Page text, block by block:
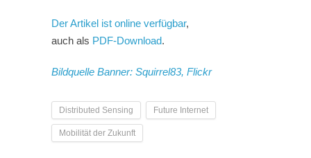
Der Artikel ist online verfügbar,
auch als PDF-Download.
Bildquelle Banner: Squirrel83, Flickr
Distributed Sensing Future Internet
Mobilität der Zukunft